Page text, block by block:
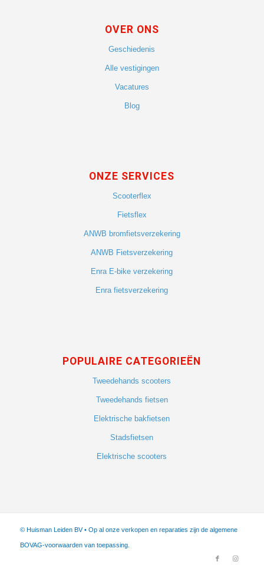
OVER ONS
Geschiedenis
Alle vestigingen
Vacatures
Blog
ONZE SERVICES
Scooterflex
Fietsflex
ANWB bromfietsverzekering
ANWB Fietsverzekering
Enra E-bike verzekering
Enra fietsverzekering
POPULAIRE CATEGORIEËN
Tweedehands scooters
Tweedehands fietsen
Elektrische bakfietsen
Stadsfietsen
Elektrische scooters
© Huisman Leiden BV • Op al onze verkopen en reparaties zijn de algemene
BOVAG-voorwaarden van toepassing.